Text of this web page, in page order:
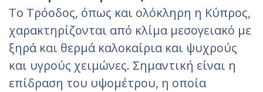
Το Τρόοδος, όπως και ολόκληρη η Κύπρος,
χαρακτηρίζονται από κλίμα μεσογειακό με
ξηρά και θερμά καλοκαίρια και ψυχρούς
και υγρούς χειμώνες. Σημαντική είναι η
επίδραση του υψομέτρου, η οποία